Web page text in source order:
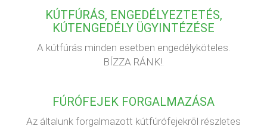
KÚTFÚRÁS, ENGEDÉLYEZTETÉS,
KÚTENGEDÉLY ÜGYINTÉZÉSE
A kútfúrás minden esetben engedélyköteles.
BÍZZA RÁNK!.
FÚRÓFEJEK FORGALMAZÁSA
Az általunk forgalmazott kútfúrófejekrõl részletes